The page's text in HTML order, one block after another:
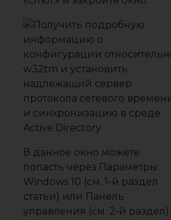
В данное окно можете
попасть через Параметры
Windows 10 (см. 1-й раздел
статьи) или Панель
управления (см. 2-й раздел).